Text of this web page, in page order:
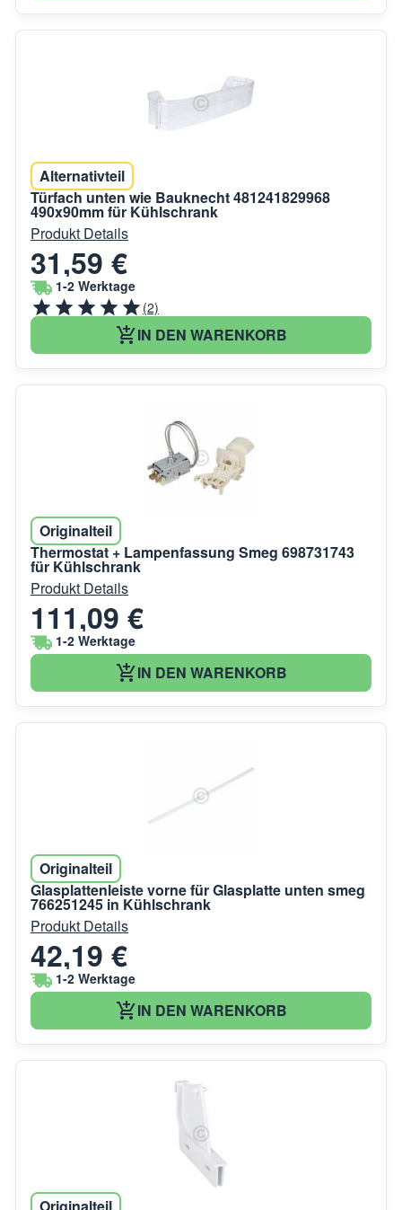
Alternativteil
Türfach unten wie Bauknecht 481241829968
490x90mm für Kühlschrank
Produkt Details
31,59 €
1-2 Werktage
(2)
IN DEN WARENKORB
Originalteil
Thermostat + Lampenfassung Smeg 698731743
für Kühlschrank
Produkt Details
111,09 €
1-2 Werktage
IN DEN WARENKORB
Originalteil
Glasplattenleiste vorne für Glasplatte unten smeg
766251245 in Kühlschrank
Produkt Details
42,19 €
1-2 Werktage
IN DEN WARENKORB
Originalteil